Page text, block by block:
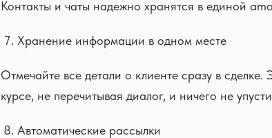
Контакты и чаты надежно хранятся в единой
Хранение информации в одном месте
Отмечайте все детали о клиенте сразу в
курсе, не перечитывая диалог, и ничего не
Автоматические рассылки